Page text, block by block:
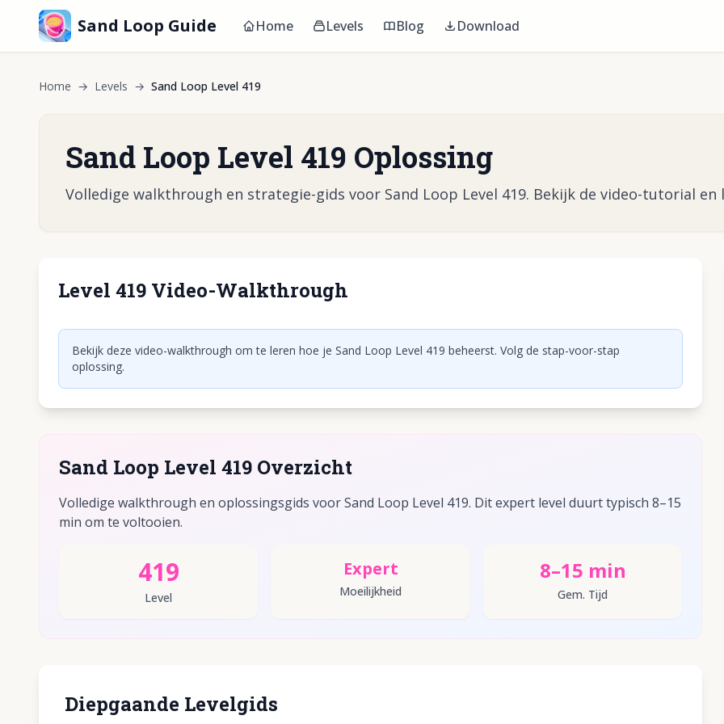
Sand Loop Guide Home Levels Blog Download
Home → Levels → Sand Loop Level 419
Sand Loop Level 419 Oplossing
Volledige walkthrough en strategie-gids voor Sand Loop Level 419. Bekijk de video-tutorial
Level 419 Video-WalkthroughKlik om video af te spelen
Bekijk deze video-walkthrough om te leren hoe je Sand Loop Level 419 beheerst. Volg de stap-voor-stap
oplossing.
Sand Loop Level 419 Overzicht
Volledige walkthrough en oplossingsgids voor Sand Loop Level 419. Dit expert level duurt typisch 8–15
min om te voltooien.
419
Level
Expert
Moeilijkheid
8–15 min
Gem. Tijd
Diepgaande Levelgids